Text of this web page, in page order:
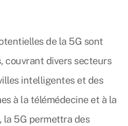
de la 5G sont
, couvrant divers secteurs
intelligentes et des
à la télémédecine et à la
la 5G permettra des